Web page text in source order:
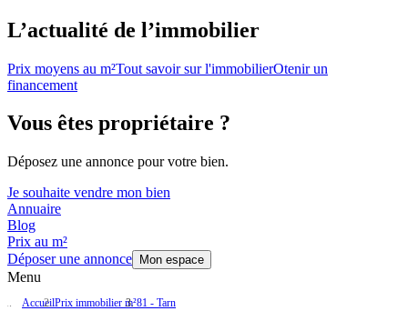
L’actualité de l’immobilier
Prix moyens au m²Tout savoir sur l'immobilierOtenir un
financement
Vous êtes propriétaire ?
Déposez une annonce pour votre bien.
Je souhaite vendre mon bien
Annuaire
Blog
Prix au m²
Déposer une annonce
Mon espace
Menu
AccueilPrix immobilier m²81 - Tarn